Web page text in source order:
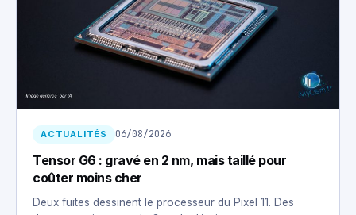
ACTUALITÉS 06/08/2026
Tensor G6 : gravé en 2 nm, mais taillé pour
coûter moins cher
Deux fuites dessinent le processeur du Pixel 11. Des